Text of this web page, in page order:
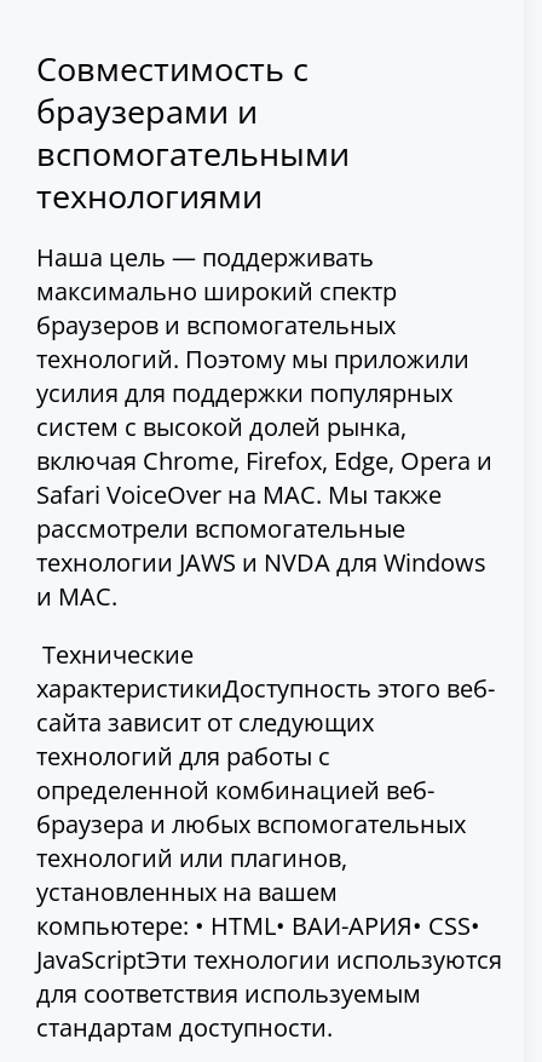
Совместимость с
браузерами и
вспомогательными
технологиями
Наша цель — поддерживать
максимально широкий спектр
браузеров и вспомогательных
технологий. Поэтому мы приложили
усилия для поддержки популярных
систем с высокой долей рынка,
включая Chrome, Firefox, Edge, Opera и
Safari VoiceOver на MAC. Мы также
рассмотрели вспомогательные
технологии JAWS и NVDA для Windows
и MAC.
Технические
характеристикиДоступность этого веб-
сайта зависит от следующих
технологий для работы с
определенной комбинацией веб-
браузера и любых вспомогательных
технологий или плагинов,
установленных на вашем
компьютере: • HTML• ВАИ-АРИЯ• CSS•
JavaScriptЭти технологии используются
для соответствия используемым
стандартам доступности.